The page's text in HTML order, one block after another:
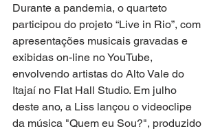
Durante a pandemia, o quarteto
participou do projeto “Live in Rio”, com
apresentações musicais gravadas e
exibidas on-line no YouTube,
envolvendo artistas do Alto Vale do
Itajaí no Flat Hall Studio. Em julho
deste ano, a Liss lançou o videoclipe
da música "Quem eu Sou?", produzido